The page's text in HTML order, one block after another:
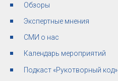
Обзоры
Экспертные мнения
СМИ о нас
Календарь мероприятий
Подкаст «Рукотворный код»